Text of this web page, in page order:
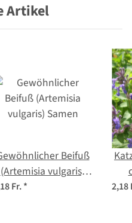
Artikel
Beifuß
(Artemisia vulgaris)
Fr.* 2,18